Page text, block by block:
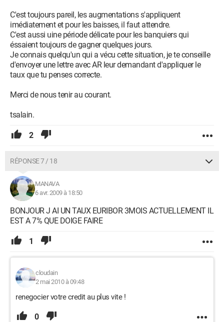
C'est toujours pareil, les augmentations s'appliquent
imédiatement et pour les baisses, il faut attendre.
C'est aussi uine période délicate pour les banquiers qui
éssaient toujours de gagner quelques jours.
Je connais quelqu'un qui a vécu cette situation, je te conseille
d'envoyer une lettre avec AR leur demandant d'appliquer le
taux que tu penses correcte.
Merci de nous tenir au courant.
tsalain.
2
RÉPONSE 7 / 18
MANAVA
6 avr. 2009 à 18:50
BONJOUR J AI UN TAUX EURIBOR 3MOIS ACTUELLEMENT IL
EST A 7% QUE DOIGE FAIRE
1
cloudain
2 mai 2010 à 09:48
renegocier votre credit au plus vite !
0